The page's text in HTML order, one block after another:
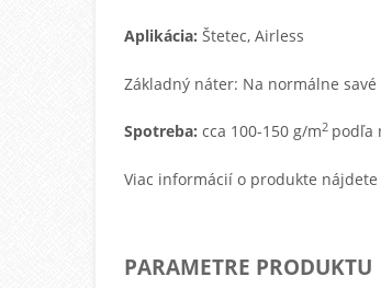
Aplikácia:Štetec, Airless
Základný náter: Na normálnesavé
Spotreba: cca 100-150 g/m2 podľa
Viac informácií o produkte
PARAMETRE PRODUKTU